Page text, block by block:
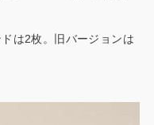
は2枚。旧バージョンは